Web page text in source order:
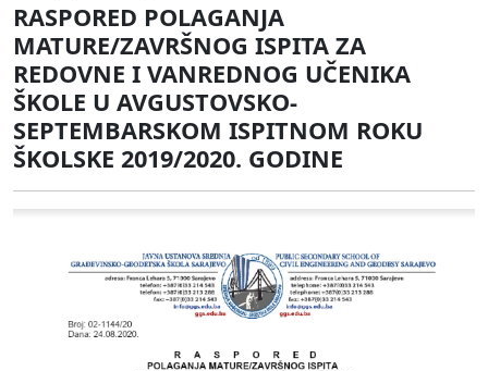
RASPORED POLAGANJA
MATURE/ZAVRŠNOG ISPITA ZA
REDOVNE I VANREDNOG UČENIKA
ŠKOLE U AVGUSTOVSKO-
SEPTEMBARSKOM ISPITNOM ROKU
ŠKOLSKE 2019/2020. GODINE